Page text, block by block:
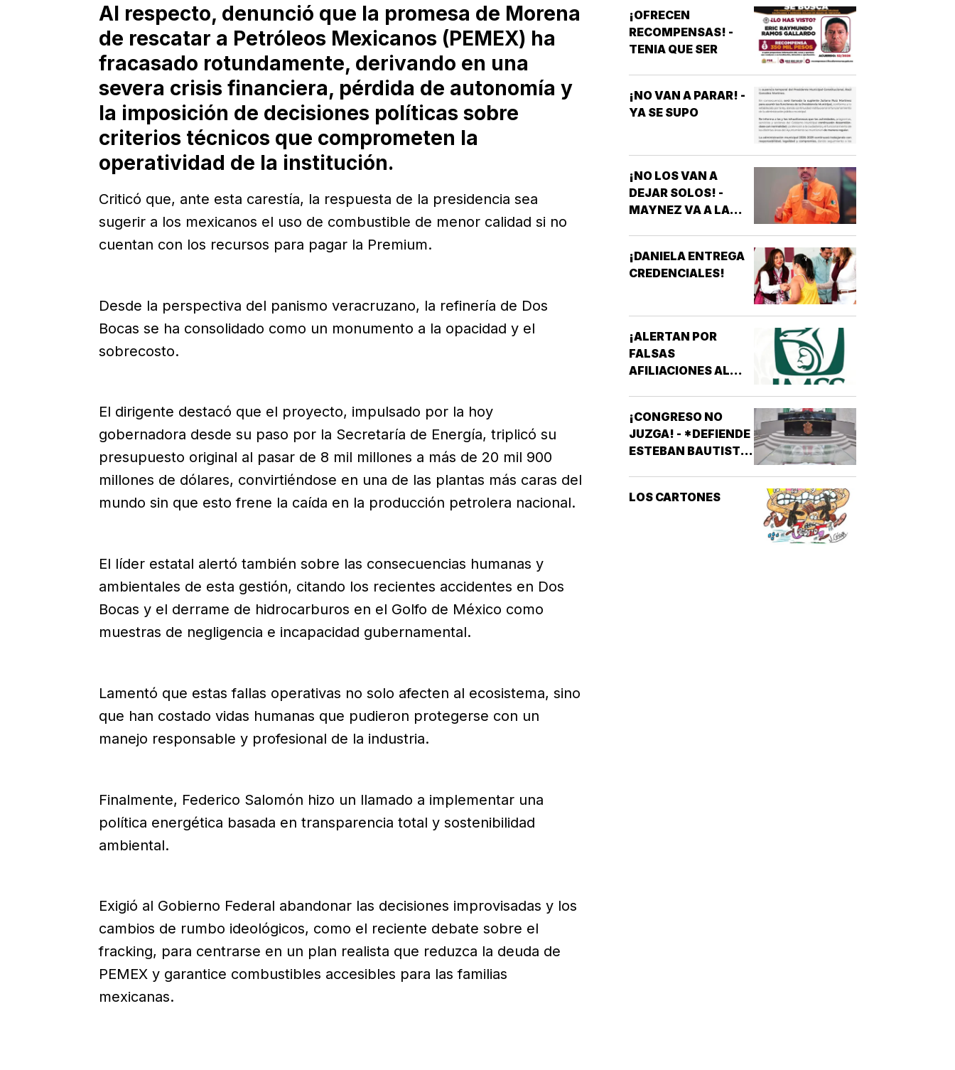
Al respecto, denunció que la promesa de Morena
de rescatar a Petróleos Mexicanos (PEMEX) ha
fracasado rotundamente, derivando en una
severa crisis financiera, pérdida de autonomía y
la imposición de decisiones políticas sobre
criterios técnicos que comprometen la
operatividad de la institución.
Criticó que, ante esta carestía, la respuesta de la presidencia sea
sugerir a los mexicanos el uso de combustible de menor calidad si no
cuentan con los recursos para pagar la Premium.
Desde la perspectiva del panismo veracruzano, la refinería de Dos
Bocas se ha consolidado como un monumento a la opacidad y el
sobrecosto.
El dirigente destacó que el proyecto, impulsado por la hoy
gobernadora desde su paso por la Secretaría de Energía, triplicó su
presupuesto original al pasar de 8 mil millones a más de 20 mil 900
millones de dólares, convirtiéndose en una de las plantas más caras del
mundo sin que esto frene la caída en la producción petrolera nacional.
El líder estatal alertó también sobre las consecuencias humanas y
ambientales de esta gestión, citando los recientes accidentes en Dos
Bocas y el derrame de hidrocarburos en el Golfo de México como
muestras de negligencia e incapacidad gubernamental.
Lamentó que estas fallas operativas no solo afecten al ecosistema, sino
que han costado vidas humanas que pudieron protegerse con un
manejo responsable y profesional de la industria.
Finalmente, Federico Salomón hizo un llamado a implementar una
política energética basada en transparencia total y sostenibilidad
ambiental.
Exigió al Gobierno Federal abandonar las decisiones improvisadas y los
cambios de rumbo ideológicos, como el reciente debate sobre el
fracking, para centrarse en un plan realista que reduzca la deuda de
PEMEX y garantice combustibles accesibles para las familias
mexicanas.
¡OFRECEN
RECOMPENSAS! -
TENIA QUE SER
¡NO VAN A PARAR! -
YA SE SUPO
¡NO LOS VAN A
DEJAR SOLOS! -
MAYNEZ VA A LA
¡DANIELA ENTREGA
CREDENCIALES!
¡ALERTAN POR
FALSAS
AFILIACIONES AL
SOCIALES
¡CONGRESO NO
JUZGA! - *DEFIENDE
ESTEBAN BAUTISTA
LOS CARTONES